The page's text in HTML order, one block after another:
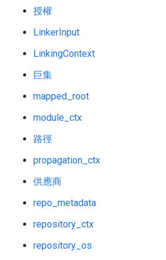
授權
LinkerInput
LinkingContext
巨集
mapped_root
module_ctx
路徑
propagation_ctx
供應商
repo_metadata
repository_ctx
repository_os